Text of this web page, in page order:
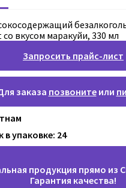
Запросить прайс-лист
заказа позвонитеили
упаковке: 24
продукция прямо из
Гарантия качества!